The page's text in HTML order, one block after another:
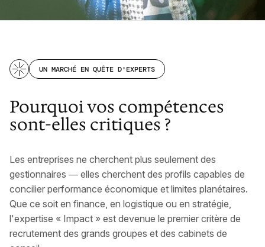
UN MARCHÉ EN QUÊTE D'EXPERTS
Pourquoi vos compétences
sont-elles critiques ?
Les entreprises ne cherchent plus seulement des
gestionnaires — elles cherchent des profils capables de
concilier performance économique et limites planétaires.
Que ce soit en finance, en logistique ou en stratégie,
l'expertise « Impact » est devenue le premier critère de
recrutement des grands groupes et des cabinets de